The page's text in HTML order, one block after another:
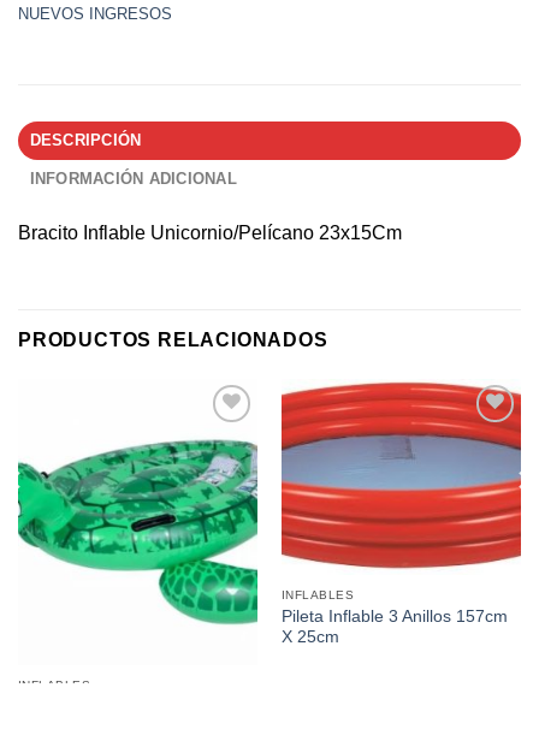
NUEVOS INGRESOS
DESCRIPCIÓN
INFORMACIÓN ADICIONAL
Bracito Inflable Unicornio/Pelícano 23x15Cm
PRODUCTOS RELACIONADOS
Añadir a
favoritos
INFLABLES
Añadir a
favoritos
INFLABLES
Pileta Inflable 3 Anillos 157cm
X 25cm